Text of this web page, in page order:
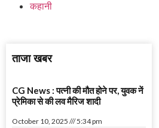
कहानी
ताजा खबर
CG News : पत्नी की मौत होने पर, युवक नें
प्रेमिका से की लव मैरिज शादी
October 10, 2025 5:34 pm